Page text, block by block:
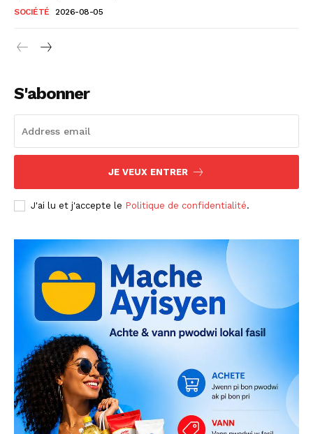
SOCIÉTÉ 2026-08-05
S'abonner
JE VEUX ENTRER
J'ai lu et j'accepte le Politique de confidentialité.